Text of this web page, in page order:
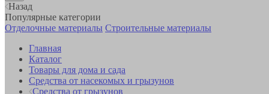
Назад
Популярные категории
Отделочные материалы Строительные материалы
Главная
Каталог
Товары для дома и сада
Средства от насекомых и грызунов
Средства от грызунов